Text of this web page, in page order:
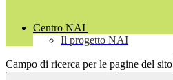
Centro NAI
Il progetto NAI
Campo di ricerca per le pagine del sito